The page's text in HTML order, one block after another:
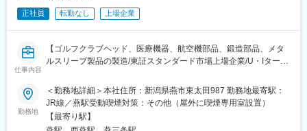
い評価を得ている自負を持っております。
また、当社のクラブは多くのプロ選手にも愛用されており、当社
が手掛けたモデルでプロ選手が好成績を挙げた時は、ゴルフのプ
レー経験が無くとも、大きなやりがいを感じられることができま
す。
正社員 転勤なし 上場企業
仕事内容
【ゴルフクラブヘッド、医療機器、航空機部品、鍛造部品、メタ
ルスリーブ製品の製造/東証スタンダード市場上場企業/U・Iターン
■業務内容：
次世代の当社を支える事業として期待される医療機器事業におい
て、鋳造による人工関節の製造を担当いただきます。
勤務地
＜勤務地詳細＞本社住所：新潟県燕市東太田987 勤務地最寄駅：
JR線／燕駅受動喫煙対策：その他（屋外に喫煙専用室設置）
【最寄り駅】